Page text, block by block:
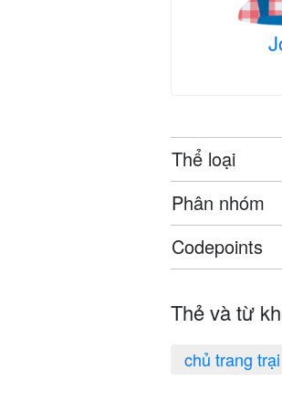
Thể loại
Phân nhóm
Codepoints
Thẻ và từ
chủ trang trại